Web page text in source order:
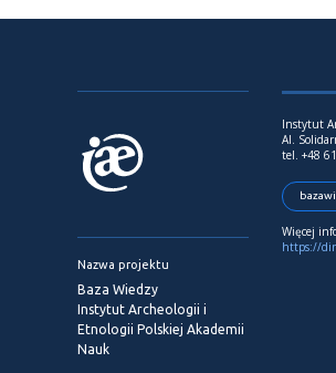
Nazwa projektu
Baza Wiedzy
Instytut Archeologii i
Etnologii Polskiej Akademii
Nauk
Instytut
Al.
tel. +48
Więcej
https://